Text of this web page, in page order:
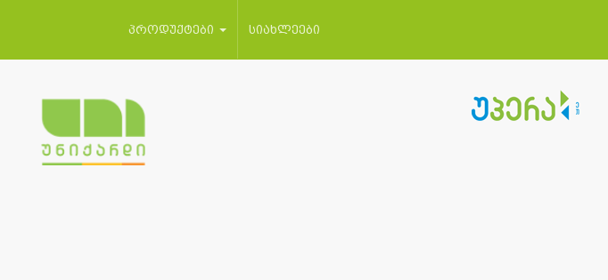
პროდუქტები სიახლეები